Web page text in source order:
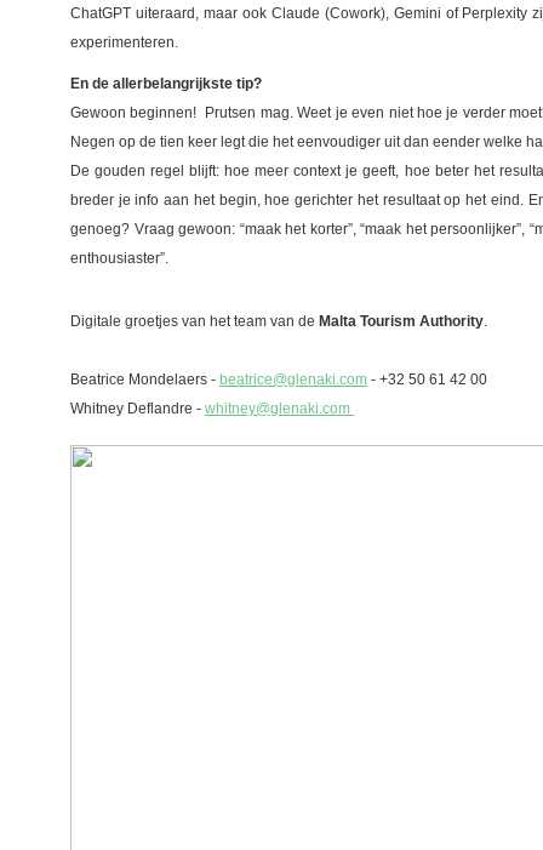
ChatGPT uiteraard, maar ook Claude (Cowork), Gemini of Perplexity
experimenteren.
En de allerbelangrijkste tip?
Gewoon beginnen! Prutsen mag.Weet je even niet hoe je verder
Negen op de tien keer legt die het eenvoudiger uit dan eender welke
De gouden regel blijft: hoe meer context je geeft, hoe beter het
breder je info aan het begin, hoe gerichter het resultaat op het eind.
genoeg? Vraag gewoon: “maak het korter”, “maak het persoonlijker”,
enthousiaster”.
Digitale groetjes van het team van de Malta Tourism Authority
Beatrice Mondelaers - beatrice@glenaki.com - +32 50 61 42 00
Whitney Deflandre - whitney@glenaki.com